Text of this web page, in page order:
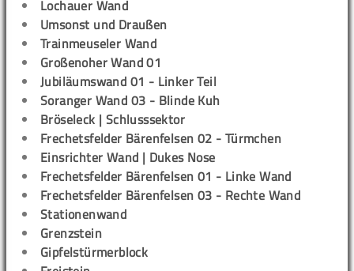
Lochauer Wand
Umsonst und Draußen
Trainmeuseler Wand
Großenoher Wand 01
Jubiläumswand 01 - Linker Teil
Soranger Wand 03 - Blinde Kuh
Bröseleck | Schlusssektor
Frechetsfelder Bärenfelsen 02 - Türmchen
Einsrichter Wand | Dukes Nose
Frechetsfelder Bärenfelsen 01 - Linke Wand
Frechetsfelder Bärenfelsen 03 - Rechte Wand
Stationenwand
Grenzstein
Gipfelstürmerblock